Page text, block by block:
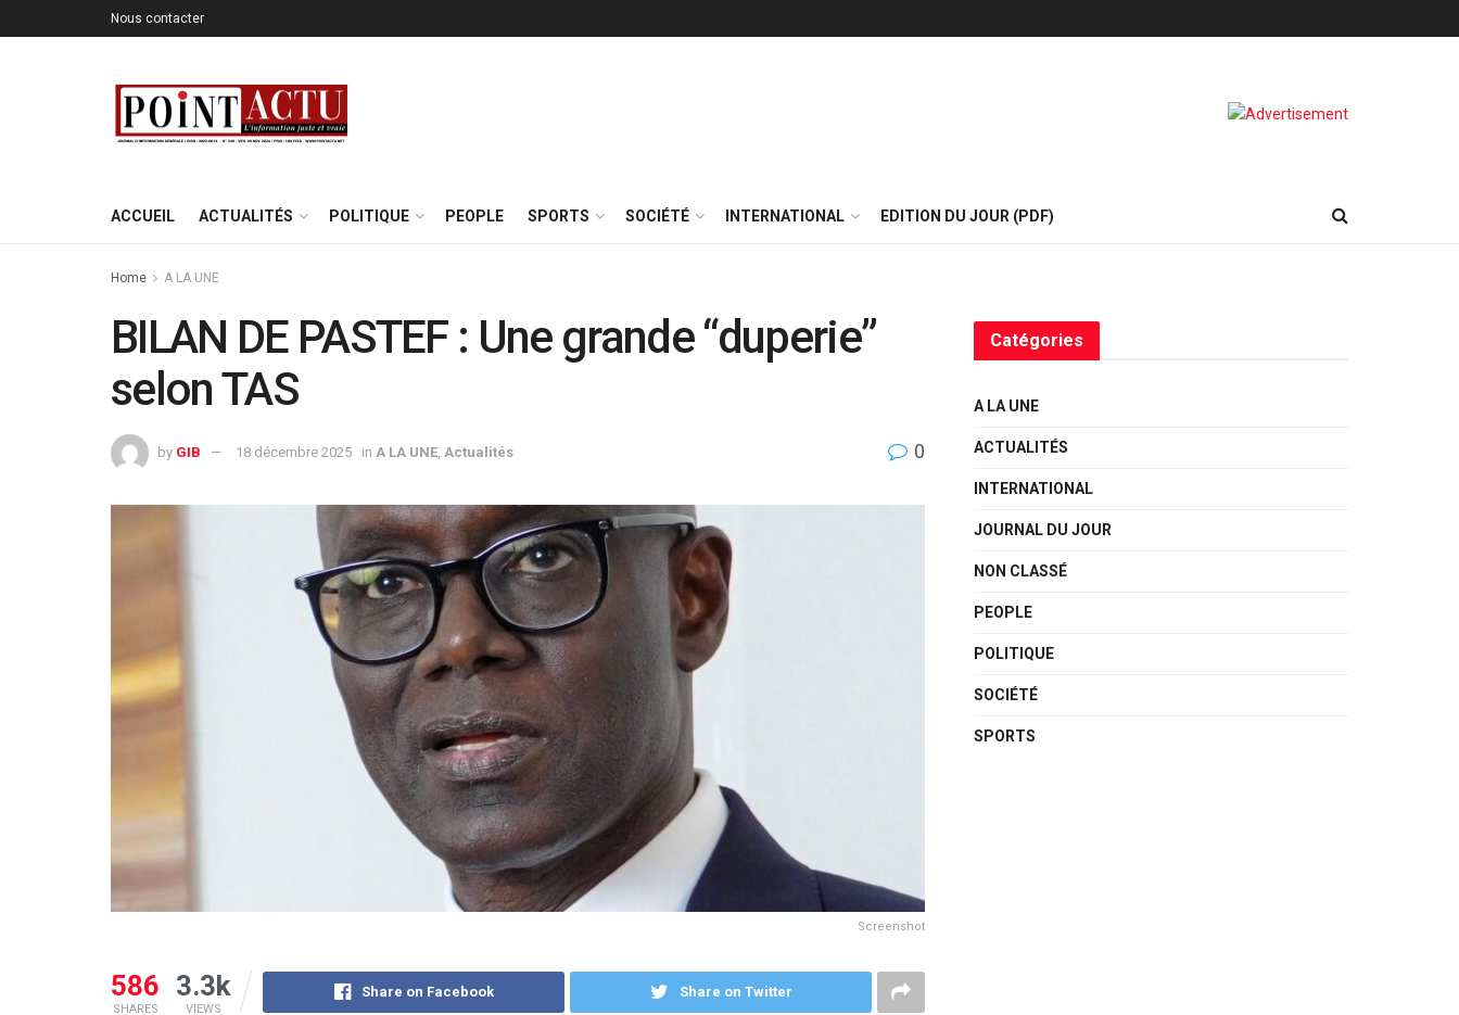
Nous contacter
ACCUEIL ACTUALITÉS POLITIQUE PEOPLE SPORTS SOCIÉTÉ INTERNATIONAL EDITION DU JOUR (PDF)
Home A LA UNE
BILAN DE PASTEF : Une grande “duperie”
selon TAS
by GIB 18 décembre 2025 in A LA UNE Actualités 0
Screenshot
586
SHARES
3.3k
VIEWS
Share on Facebook Share on Twitter
Catégories
A LA UNE
ACTUALITÉS
INTERNATIONAL
JOURNAL DU JOUR
NON CLASSÉ
PEOPLE
POLITIQUE
SOCIÉTÉ
SPORTS